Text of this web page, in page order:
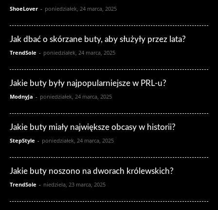
ShoeLover - poniedziałek, 24 marca, 2025
Jak dbać o skórzane buty, aby służyły przez lata?
TrendSole - poniedziałek, 24 marca, 2025
Jakie buty były najpopularniejsze w PRL-u?
ModnyJa - poniedziałek, 24 marca, 2025
Jakie buty miały największe obcasy w historii?
StepStyle - poniedziałek, 24 marca, 2025
Jakie buty noszono na dworach królewskich?
TrendSole - niedziela, 23 marca, 2025